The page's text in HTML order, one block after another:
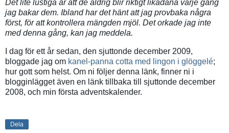
Det lite lustiga är att de aldrig blir riktigt likadana varje gång
jag bakar dem. Ibland har det hänt att jag provbaka några
först, för att kontrollera mängden mjöl. Det orkade jag inte
med denna gång, kan jag meddela.
I dag för ett år sedan, den sjuttonde december 2009,
bloggade jag om kanel-panna cotta med lingon i glöggelé;
hur gott som helst. Om ni följer denna länk, finner ni i
blogginlägget även en länk tillbaka till sjuttonde december
2008, och min första adventskalender.
Dela